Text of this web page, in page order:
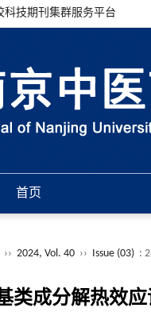
科技期刊集群服务平台
首页
›› 2024, Vol. 40 ›› Issue (03) :
类成分解热效